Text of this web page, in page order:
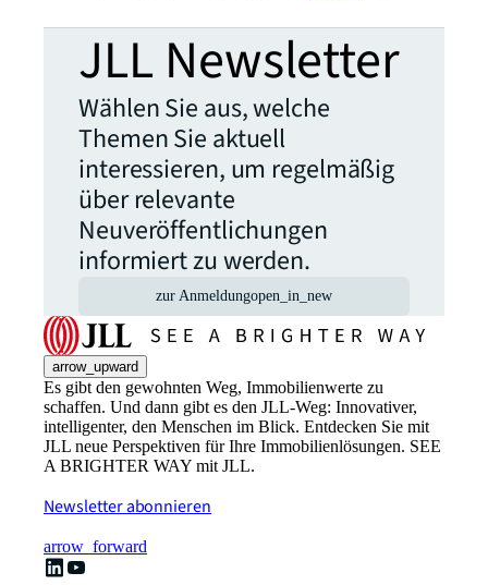
JLL Newsletter
Wählen Sie aus, welche
Themen Sie aktuell
interessieren, um regelmäßig
über relevante
Neuveröffentlichungen
informiert zu werden.
zur Anmeldungopen_in_new
arrow_upward
Es gibt den gewohnten Weg, Immobilienwerte zu
schaffen. Und dann gibt es den JLL-Weg: Innovativer,
intelligenter, den Menschen im Blick. Entdecken Sie mit
JLL neue Perspektiven für Ihre Immobilienlösungen. SEE
A BRIGHTER WAY mit JLL.
Newsletter abonnieren
arrow_forward